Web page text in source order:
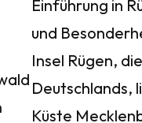
Einführung in
und
Insel Rügen,
Deutschlands,
Küste